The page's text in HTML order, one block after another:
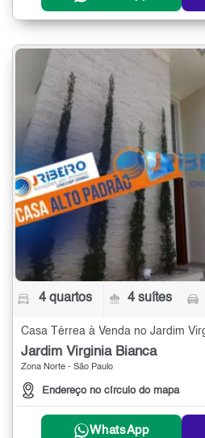
4 quartos 4 suítes
Jardim Virginia Bianca
Zona Norte - São Paulo
Endereço no círculo do mapa
WhatsApp